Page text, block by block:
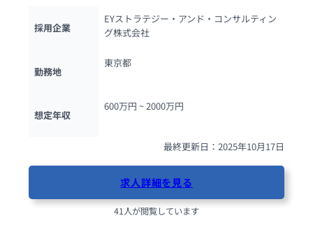
採用企業
EYストラテジー・アンド・コンサルティン
グ株式会社
勤務地
東京都
想定年収
600万円 ~ 2000万円
最終更新日：2025年10月17日
求人詳細を見る
41人が閲覧しています